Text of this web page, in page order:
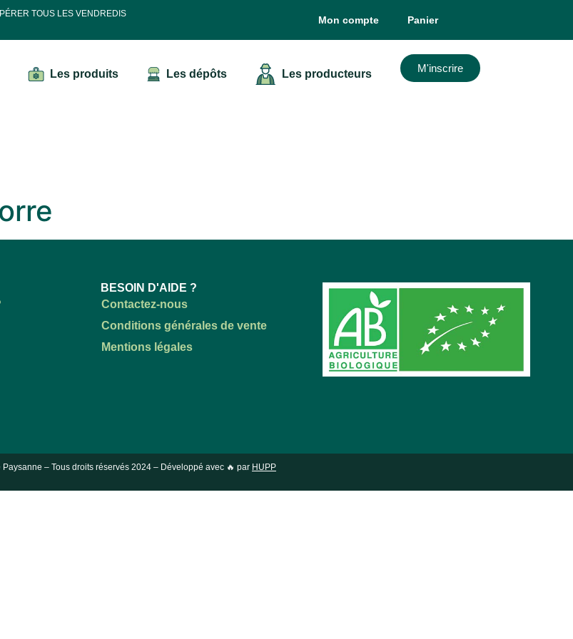
TOUS LES VENDREDIS
Mon compte Panier
Les produits Les dépôts Les producteurs M'inscrire
BESOIN D'AIDE ?
Contactez-nous
Conditions générales de vente
Mentions légales
– Tous droits réservés 2024 – Développé avec 🔥 par HUPP